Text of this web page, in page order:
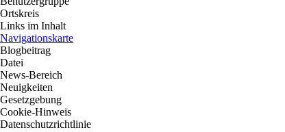
Ortskreis
Links im Inhalt
Navigationskarte
Blogbeitrag
Datei
News-Bereich
Neuigkeiten
Gesetzgebung
Cookie-Hinweis
Datenschutzrichtlinie